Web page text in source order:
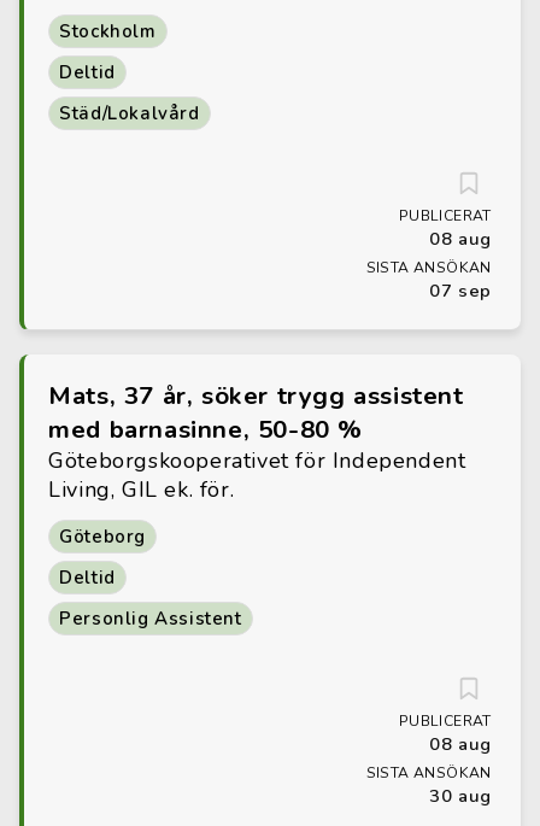
Stockholm
Deltid
Städ/Lokalvård
PUBLICERAT
08 aug
SISTA ANSÖKAN
07 sep
Mats, 37 år, söker trygg assistent
med barnasinne, 50-80 %
Göteborgskooperativet för Independent
Living, GIL ek. för.
Göteborg
Deltid
Personlig Assistent
PUBLICERAT
08 aug
SISTA ANSÖKAN
30 aug